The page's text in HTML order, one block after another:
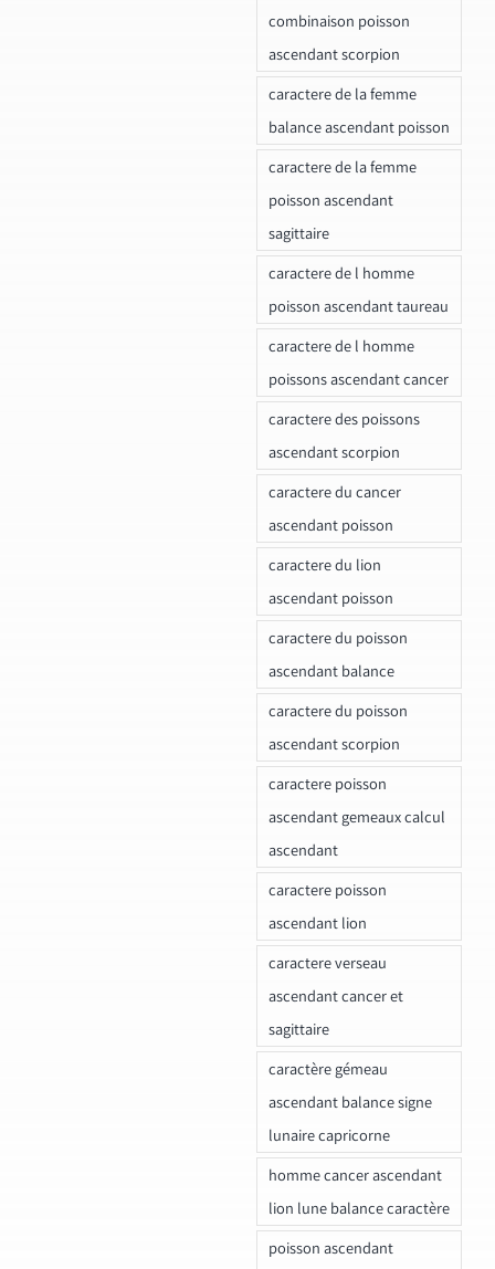
combinaison poisson
ascendant scorpion
caractere de la femme
balance ascendant poisson
caractere de la femme
poisson ascendant
sagittaire
caractere de l homme
poisson ascendant taureau
caractere de l homme
poissons ascendant cancer
caractere des poissons
ascendant scorpion
caractere du cancer
ascendant poisson
caractere du lion
ascendant poisson
caractere du poisson
ascendant balance
caractere du poisson
ascendant scorpion
caractere poisson
ascendant gemeaux calcul
ascendant
caractere poisson
ascendant lion
caractere verseau
ascendant cancer et
sagittaire
caractère gémeau
ascendant balance signe
lunaire capricorne
homme cancer ascendant
lion lune balance caractère
poisson ascendant